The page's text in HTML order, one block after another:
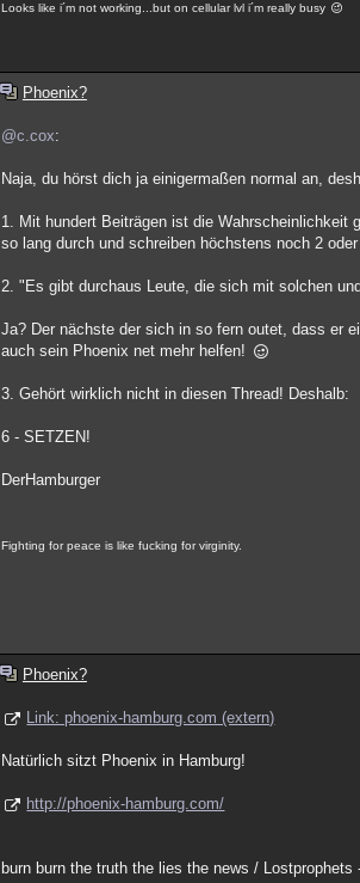
Looks like i´m not working...but on cellular lvl i´m really busy
Phoenix?
@c.cox:
Naja, du hörst dich ja einigermaßen normal an,
1. Mit hundert Beiträgen ist die Wahrscheinlichkeit
so lang durch und schreiben höchstens noch 2
2. "Es gibt durchaus Leute, die sich mit solchen
Ja? Der nächste der sich in so fern outet, dass er
auch sein Phoenix net mehr helfen!
3. Gehört wirklich nicht in diesen Thread! Deshalb:
6 - SETZEN!
DerHamburger
Fighting for peace is like fucking for virginity.
Phoenix?
Link: phoenix-hamburg.com (extern)
Natürlich sitzt Phoenix in Hamburg!
http://phoenix-hamburg.com/
burn burn the truth the lies the news / Lostprophets